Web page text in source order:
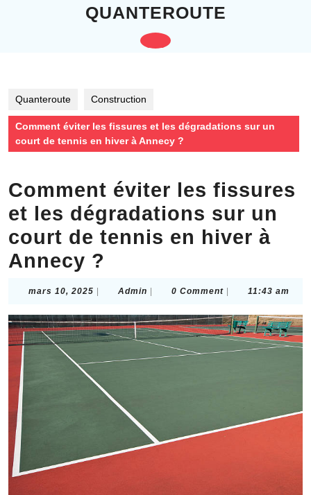
QUANTEROUTE
Open
Quanteroute Construction
Comment éviter les fissures et les dégradations sur un
court de tennis en hiver à Annecy ?
Comment éviter les fissures
et les dégradations sur un
court de tennis en hiver à
Annecy ?
mars 10, 2025 mars
2025
Admin Admin0 Comment 11:43 am